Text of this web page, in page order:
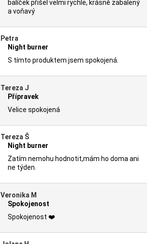
balíček přišel velmi rychle, krásně zabalený
a voňavý
Petra
Night burner
S tímto produktem jsem spokojená.
Tereza J
Přípravek
Velice spokojená
Tereza Š
Night burner
Zatím nemohu hodnotit,mám ho doma ani
ne týden.
Veronika M
Spokojenost
Spokojenost ❤️